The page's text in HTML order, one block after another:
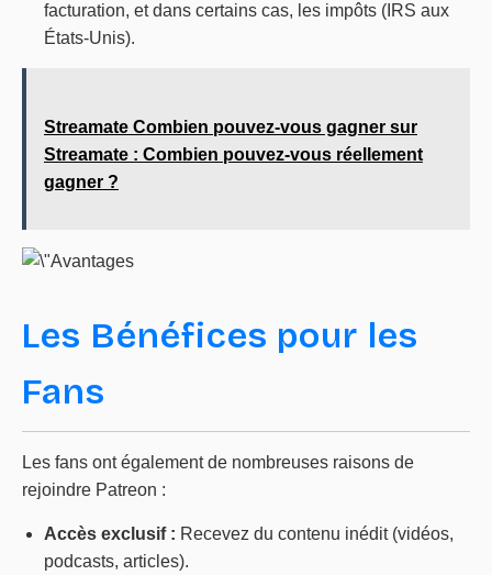
facturation, et dans certains cas, les impôts (IRS aux
États-Unis).
Streamate Combien pouvez-vous gagner sur
Streamate : Combien pouvez-vous réellement
gagner ?
Les Bénéfices pour les
Fans
Les fans ont également de nombreuses raisons de
rejoindre Patreon :
Accès exclusif : Recevez du contenu inédit (vidéos,
podcasts, articles).